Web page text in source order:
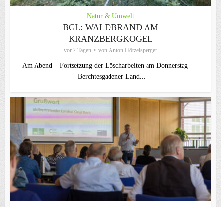
Natur & Umwelt
BGL: WALDBRAND AM
KRANZBERGKOGEL
vor 2 Tagen von Anton Hötzelsperger
Am Abend – Fortsetzung der Löscharbeiten am Donnerstag –
Berchtesgadener Land...